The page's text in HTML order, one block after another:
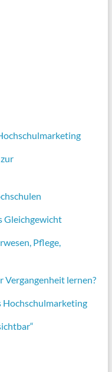
Gleichgewicht
Pflege,
Vergangenheit lernen?